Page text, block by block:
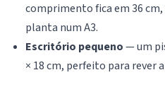
comprimento fica em 36
planta num A3.
Escritório pequeno— um
× 18 cm, perfeito para rever